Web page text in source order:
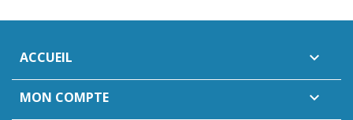
ACCUEIL 
MON COMPTE 